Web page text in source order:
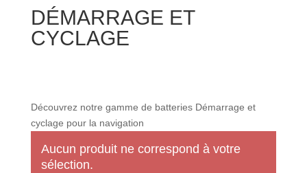
DÉMARRAGE ET
CYCLAGE
Découvrez notre gamme de batteries Démarrage et
cyclage pour la navigation
Aucun produit ne correspond à votre
sélection.